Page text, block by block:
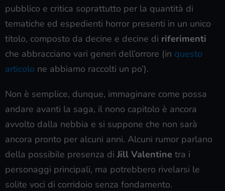
pubblico e critica soprattutto per la quantità di
tematiche ed espedienti horror presenti in un unico
titolo, composto da decine e decine di riferimenti
che abbracciano vari generi dell’orrore (in questo
articolo ne abbiamo raccolti un po’).
Non è semplice, dunque, immaginare come possa
andare avanti la saga, il nono capitolo è ancora
avvolto dalla nebbia e si suppone che non sarà
ancora pronto per alcuni anni. Alcuni rumor parlano
della possibile presenza di Jill Valentine tra i
personaggi principali, ma potrebbero rivelarsi le
solite voci di corridoio senza fondamento.